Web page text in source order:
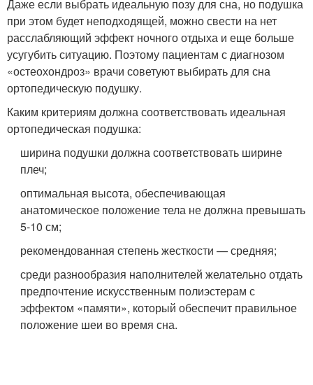
Даже если выбрать идеальную позу для сна, но подушка
при этом будет неподходящей, можно свести на нет
расслабляющий эффект ночного отдыха и еще больше
усугубить ситуацию. Поэтому пациентам с диагнозом
«остеохондроз» врачи советуют выбирать для сна
ортопедическую подушку.
Каким критериям должна соответствовать идеальная
ортопедическая подушка:
ширина подушки должна соответствовать ширине
плеч;
оптимальная высота, обеспечивающая
анатомическое положение тела не должна превышать
5-10 см;
рекомендованная степень жесткости — средняя;
среди разнообразия наполнителей желательно отдать
предпочтение искусственным полиэстерам с
эффектом «памяти», который обеспечит правильное
положение шеи во время сна.